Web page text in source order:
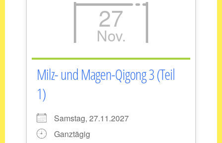
27
Nov.
Milz- und Magen-Qigong 3 (Teil
1)
Samstag, 27.11.2027
Ganztägig